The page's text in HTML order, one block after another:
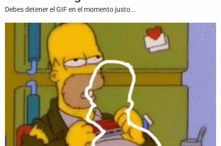
Archivo
Terminos
Y
Condiciones
Política
De
Cookies
Debes detener el GIF en el momento justo...